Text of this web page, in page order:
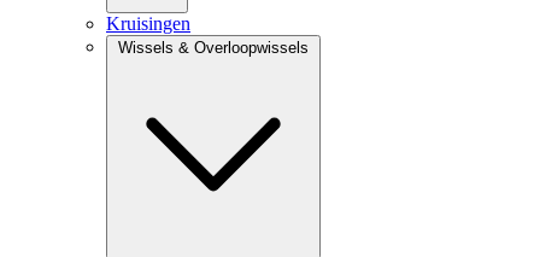
Kruisingen
Wissels & Overloopwissels